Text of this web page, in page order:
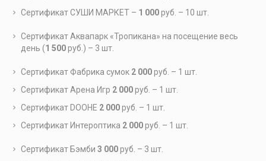
Сертификат СУШИ МАРКЕТ – 1 000руб. – 10 шт.
Сертификат Аквапарк «Тропикана» на посещение весь
день (1 500руб.) – 3 шт.
Сертификат Фабрика сумок 2 000руб. – 1 шт.
Сертификат Арена Игр 2 000руб. – 1 шт.
Сертификат DOOHE 2 000руб. – 1 шт.
Сертификат Интероптика 2 000руб. – 1 шт.
Сертификат Бэмби 3 000руб. – 3 шт.